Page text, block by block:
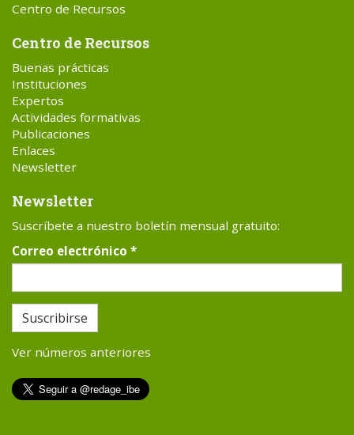
Centro de Recursos
Centro de Recursos
Buenas prácticas
Instituciones
Expertos
Actividades formativas
Publicaciones
Enlaces
Newsletter
Newsletter
Suscríbete a nuestro boletín mensual gratuito:
Correo electrónico *
Suscribirse
Ver números anteriores